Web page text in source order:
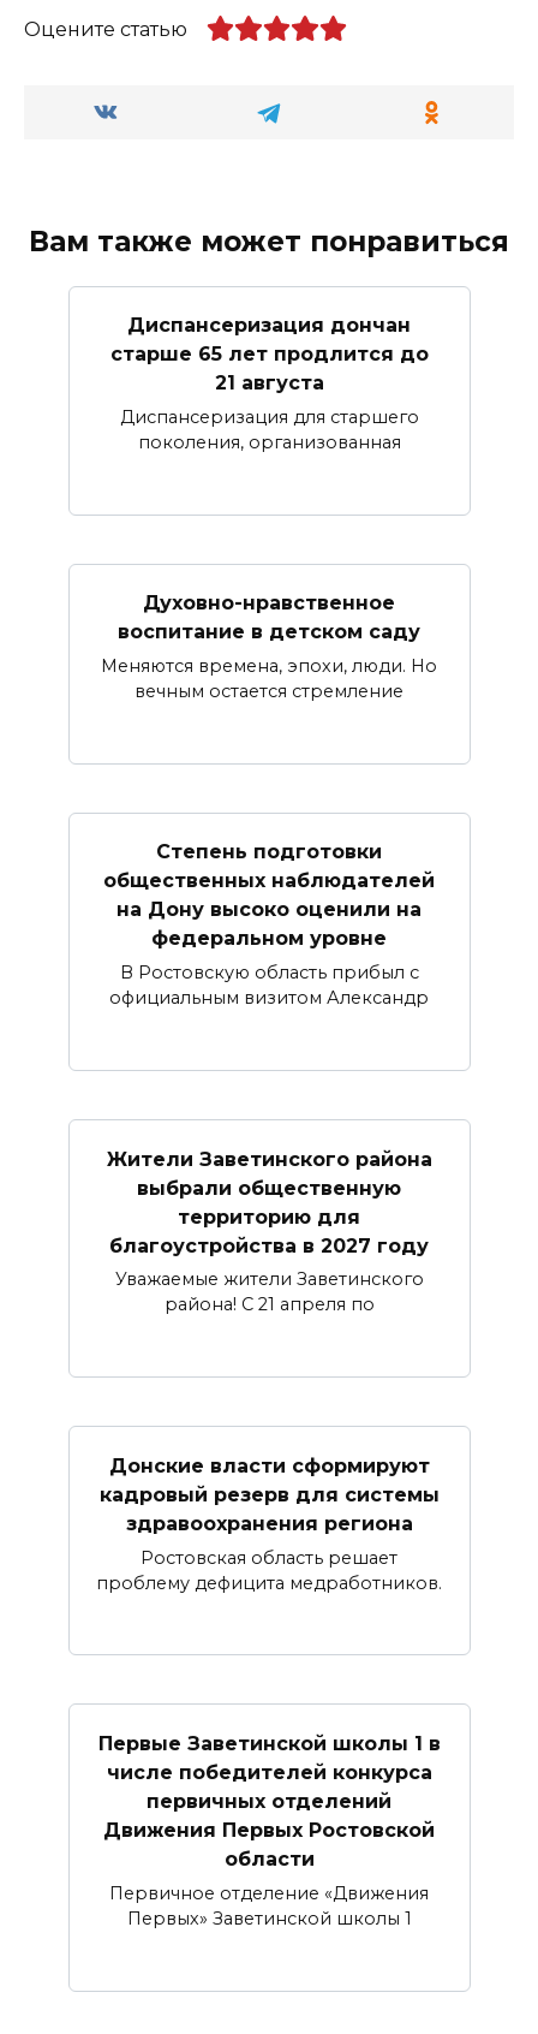
Оцените статью
Вам также может понравиться
Диспансеризация дончан
старше 65 лет продлится до
21 августа
Диспансеризация для старшего
поколения, организованная
Духовно-нравственное
воспитание в детском саду
Меняются времена, эпохи, люди. Но
вечным остается стремление
Степень подготовки
общественных наблюдателей
на Дону высоко оценили на
федеральном уровне
В Ростовскую область прибыл с
официальным визитом Александр
Жители Заветинского района
выбрали общественную
территорию для
благоустройства в 2027 году
Уважаемые жители Заветинского
района! С 21 апреля по
Донские власти сформируют
кадровый резерв для системы
здравоохранения региона
Ростовская область решает
проблему дефицита медработников.
Первые Заветинской школы 1 в
числе победителей конкурса
первичных отделений
Движения Первых Ростовской
области
Первичное отделение «Движения
Первых» Заветинской школы 1